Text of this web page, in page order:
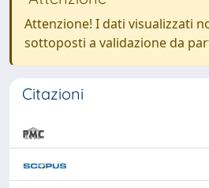
Attenzione! I dati visualizzati
sottoposti a validazione da
Citazioni